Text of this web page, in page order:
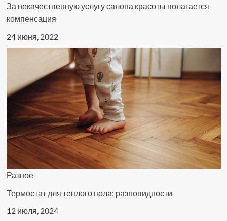
За некачественную услугу салона красоты полагается
компенсация
24 июня, 2022
Разное
Термостат для теплого пола: разновидности
12 июля, 2024